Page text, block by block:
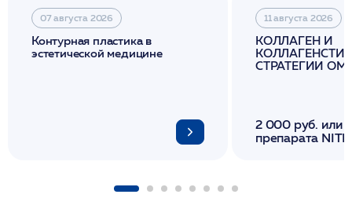
07 августа 2026
Контурная пластика в
эстетической медицине
11 августа 2026
КОЛЛАГЕН И
СТРАТЕГИИ
2 000 руб. или
препарата